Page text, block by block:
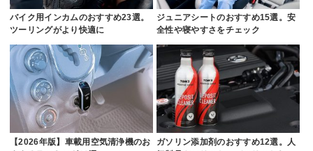
バイク用インカムのおすすめ23選。
ツーリングがより快適に
ジュニアシートのおすすめ15選。安
全性や寝やすさをチェック
【2026年版】車載用空気清浄機のお
ガソリン添加剤のおすすめ12選。人